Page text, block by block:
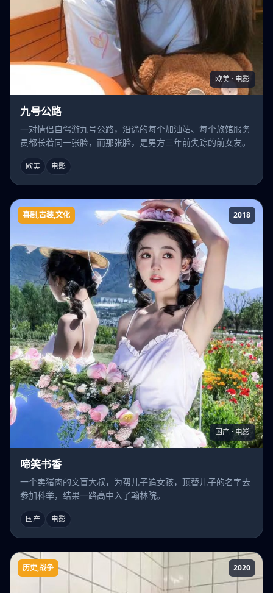
欧美 · 电影
九号公路
一对情侣自驾游九号公路，沿途的每个加油站、每个旅馆服务
员都长着同一张脸，而那张脸，是男方三年前失踪的前女友。
欧美 电影
啼笑书香
喜剧,古装,文化 2018
国产 · 电影
啼笑书香
一个卖猪肉的文盲大叔，为帮儿子追女孩，顶替儿子的名字去
参加科举，结果一路高中入了翰林院。
国产 电影
辛弃疾铁血传奇
历史,战争 2020